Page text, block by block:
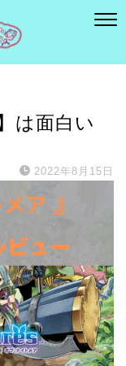
は面白い
2022年8月15日